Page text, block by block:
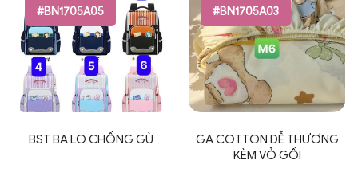
#BN1705A05
BST BA LO CHỐNG GÙ
#BN1705A03
GA COTTON DỄ THƯƠNG
KÈM VỎ GỐI